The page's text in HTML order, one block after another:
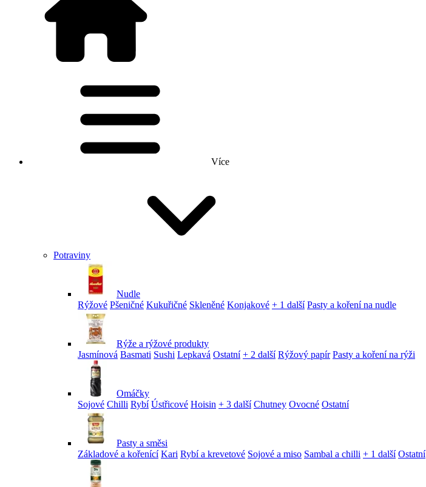
Více
Potraviny
Nudle
Rýžové Pšeničné Kukuřičné Skleněné Konjakové + 1 další Pasty a koření na nudle
Rýže a rýžové produkty
Jasmínová Basmati Sushi Lepkavá Ostatní + 2 další Rýžový papír Pasty a koření na rýži
Omáčky
Sojové Chilli Rybí Ústřicové Hoisin + 3 další Chutney Ovocné Ostatní
Pasty a směsi
Základové a kořenící Kari Rybí a krevetové Sojové a miso Sambal a chilli + 1 další Ostatní